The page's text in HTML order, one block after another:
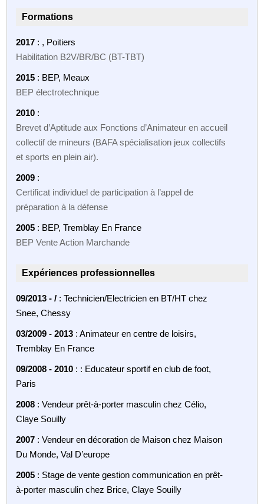
Formations
2017 : , Poitiers
Habilitation B2V/BR/BC (BT-TBT)
2015 : BEP, Meaux
BEP électrotechnique
2010 :
Brevet d’Aptitude aux Fonctions d’Animateur en accueil
collectif de mineurs (BAFA spécialisation jeux collectifs
et sports en plein air).
2009 :
Certificat individuel de participation à l’appel de
préparation à la défense
2005 : BEP, Tremblay En France
BEP Vente Action Marchande
Expériences professionnelles
09/2013 - / : Technicien/Electricien en BT/HT chez
Snee, Chessy
03/2009 - 2013 : Animateur en centre de loisirs,
Tremblay En France
09/2008 - 2010 : : Educateur sportif en club de foot,
Paris
2008 : Vendeur prêt-à-porter masculin chez Célio,
Claye Souilly
2007 : Vendeur en décoration de Maison chez Maison
Du Monde, Val D’europe
2005 : Stage de vente gestion communication en prêt-
à-porter masculin chez Brice, Claye Souilly